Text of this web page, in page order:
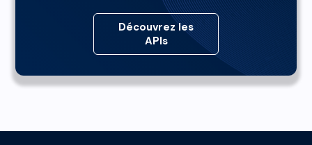
Découvrez les
APIs